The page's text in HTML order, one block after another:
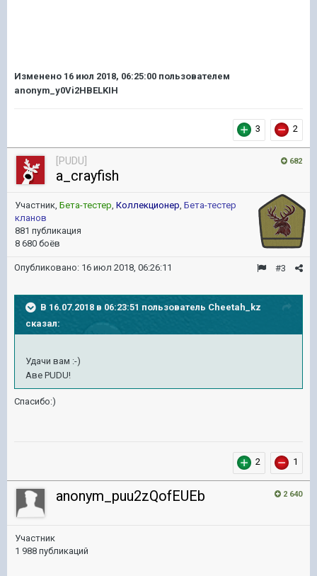
Изменено 16 июл 2018, 06:25:00 пользователем
anonym_y0Vi2HBELKIH
3 2
682
[PUDU]
a_crayfish
Участник, Бета-тестер, Коллекционер, Бета-тестер
кланов
881 публикация
8 680 боёв
#3
Опубликовано: 16 июл 2018, 06:26:11
В 16.07.2018 в 06:23:51 пользователь Cheetah_kz
сказал:
Удачи вам :-)
Аве PUDU!
Спасибо:)
2 1
2 640
anonym_puu2zQofEUEb
Участник
1 988 публикаций